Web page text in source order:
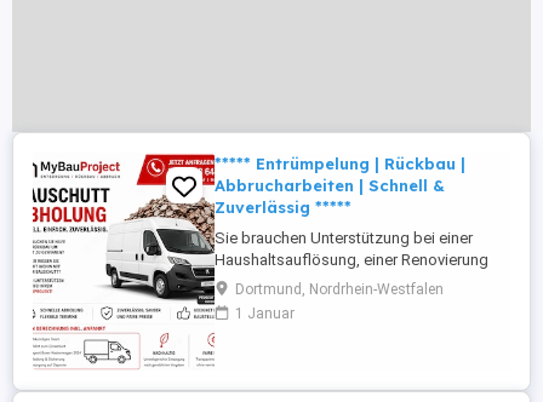
***** Entrümpelung | Rückbau |
Abbrucharbeiten | Schnell &
Zuverlässig *****
Sie brauchen Unterstützung bei einer
Haushaltsauflösung, einer Renovierung
oder möchten Bauschutt fachgerecht
entsorgen? Wir kümmern uns zuverlässig
um Demontage, Räumung und
Wohnung, Haus, Keller & Garage
Dortmund, Nordrhein-Westfalen
1 Januar